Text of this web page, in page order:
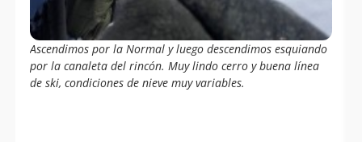
Ascendimos por la Normal y luego descendimos esquiando
por la canaleta del rincón. Muy lindo cerro y buena línea
de ski, condiciones de nieve muy variables.